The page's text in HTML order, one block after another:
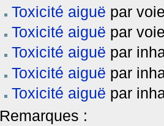
Toxicité aiguë par
Toxicité aiguë par
Toxicité aiguë par
Toxicité aiguë par
Toxicité aiguë par
Remarques :